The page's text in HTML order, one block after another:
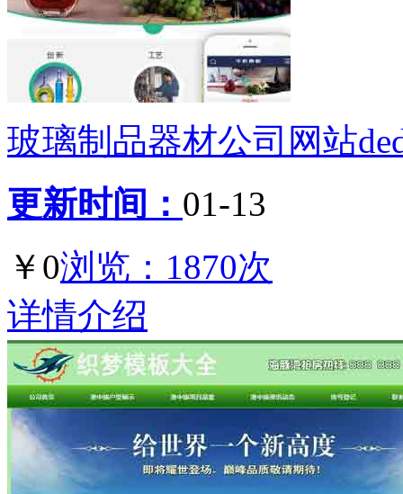
玻璃制品器材公司网站
更新时间： 01-13
￥0浏览：1870次
详情介绍